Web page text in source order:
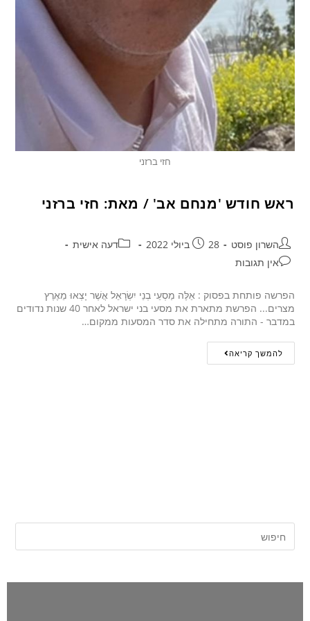
חזי ברזני
ראש חודש 'מנחם אב' / מאת: חזי ברזני
השרון פוסט 28 ביולי 2022
דעה אישית
אין תגובות
הפרשה פותחת בפסוק : אֵלֶּה מַסְעֵי בְנֵי יִשְׂרָאֵל אֲשֶׁר יָצְאוּ מֵאֶרֶץ
מצרים... הפרשת מתארת את מסעי בני ישראל לאחר 40 שנות נדודים
במדבר - התורה מתחילה את סדר המסעות ממקום…
להמשך קריאה